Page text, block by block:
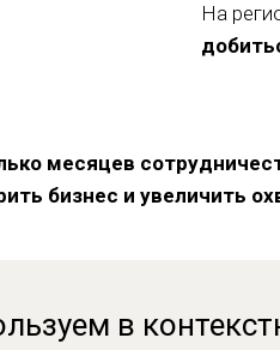
На
месяцев
бизнес и увеличить
в